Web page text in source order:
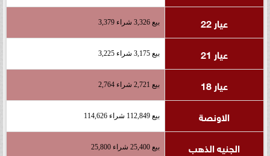
عيار 22 بيع 3,326 شراء 3,379
عيار 21 بيع 3,175 شراء 3,225
عيار 18 بيع 2,721 شراء 2,764
الاونصة بيع 112,849 شراء 114,626
الجنيه الذهب بيع 25,400 شراء 25,800